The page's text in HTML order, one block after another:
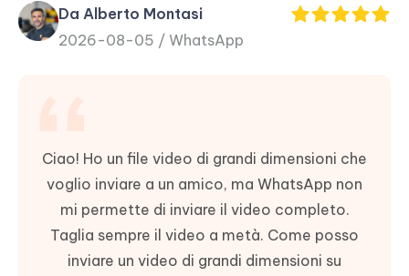
PDF
Editor
New
Da Alberto Montasi
2026-08-05 / WhatsApp
Ciao! Ho un file video di grandi dimensioni che
voglio inviare a un amico, ma WhatsApp non
mi permette di inviare il video completo.
Taglia sempre il video a metà. Come posso
inviare un video di grandi dimensioni su